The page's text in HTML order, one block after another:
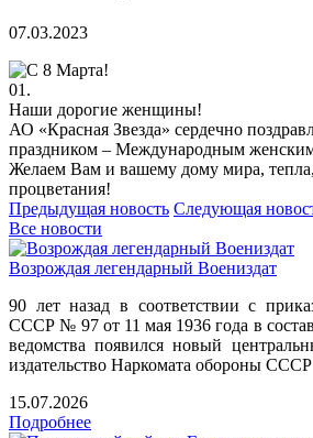
07.03.2023
01.
Наши дорогие женщины!
АО «Красная Звезда» сердечно
праздником – Международным
Желаем Вам и вашему дому мира,
процветания!
Предыдущая новость Следующая
Все новости
Возрождая легендарный Воениздат
90 лет назад в соответствии с
СССР № 97 от 11 мая 1936 года в
ведомства появился новый
издательство Наркомата обороны
15.07.2026
Подробнее